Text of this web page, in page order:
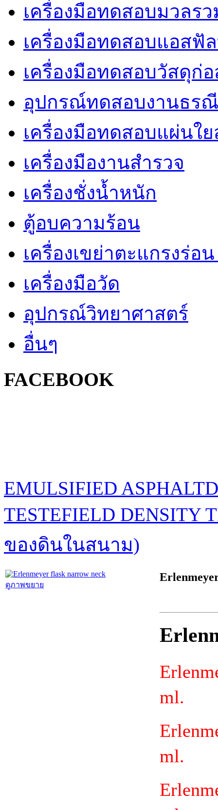
เครื่องมือทดสอบมวลร
เครื่องมือทดสอบแอสฟั
เครื่องมือทดสอบวัสดุก่อ
อุปกรณ์ทดสอบงานธรณี
เครื่องมือทดสอบแผ่นใย
เครื่องมืองานสำรวจ
เครื่องชั่งน้ำหนัก
ตู้อบความร้อน
เครื่องเขย่าตะแกรงร่อ
เครื่องมือวัด
อุปกรณ์วิทยาศาสตร์
อื่นๆ
FACEBOOK
EMULSIFIED
TESTEFIELD
ของดินในสนาม)
ดูภาพขยาย
ml.
ml.